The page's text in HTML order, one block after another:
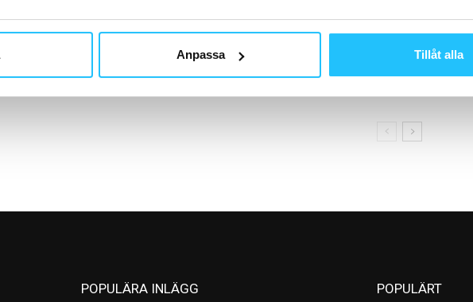
Anpassa Tillåt alla
Gruppträning
lockade över 5 000
POPULÄRA INLÄGG POPULÄRT